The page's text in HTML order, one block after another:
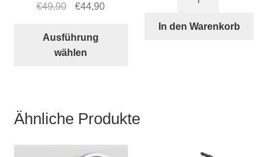
€49,90
Ursprünglicher
war:
€49,90
€44,90Aktueller
Ausführung
wählen
Die
(Satz)
In den Warenkorb
Ähnliche Produkte